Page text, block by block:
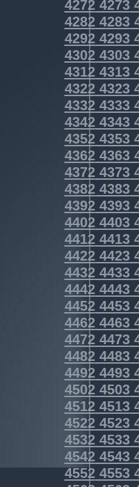
42724273
42824283
42924293
43024303
43124313
43224323
43324333
43424343
43524353
43624363
43724373
43824383
43924393
44024403
44124413
44224423
44324433
44424443
44524453
44624463
44724473
44824483
44924493
45024503
45124513
45224523
45324533
45424543
45524553